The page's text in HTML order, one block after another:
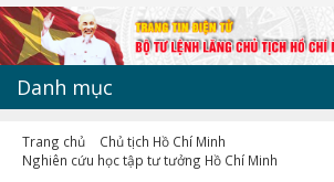
Danh mục
Trang chủ
Chủ tịch Hồ Chí Minh
Nghiên cứu học tập tư tưởng Hồ Chí Minh